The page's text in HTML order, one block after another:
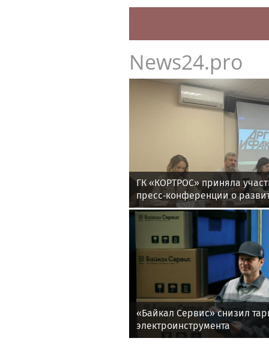
News24.pro
ГК «КОРТРОС» приняла
пресс‑конференции о
отрасли в Челябинске
«Байкал Сервис» снизил
электроинструмента